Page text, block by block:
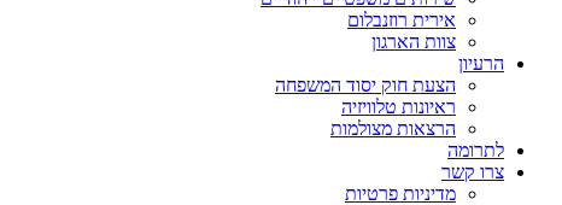
אירית רוזנבלום
צוות הארגון
הרעיון
הצעת חוק יסוד המשפחה
ראיונות טלוויזיה
הרצאות מצולמות
לתרומה
צרו קשר
מדיניות פרטיות